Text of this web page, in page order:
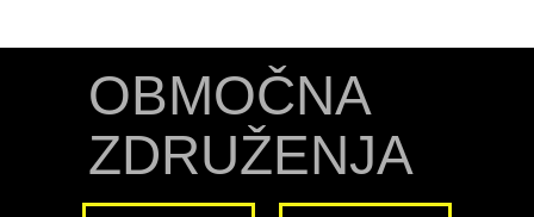
OBMOČNA
ZDRUŽENJA